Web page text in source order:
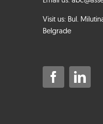
Visit us: Bul.
Belgrade